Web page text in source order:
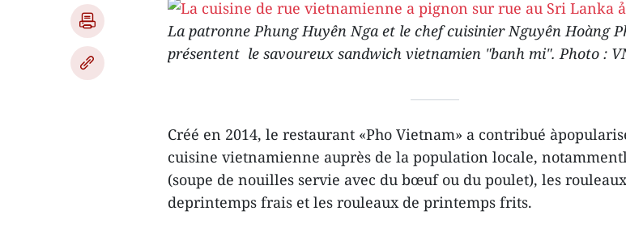
La patronne Phung Huyên Nga et le chef cuisinier Nguyên Hoàng
présentent le savoureux sandwich vietnamien "banh mi". Photo :
Créé en 2014, le restaurant «Pho Vietnam» a contribué
cuisine vietnamienne auprès de la population locale,
(soupe de nouilles servie avec du bœuf ou du poulet), les rouleaux
deprintemps frais et les rouleaux de printemps frits.